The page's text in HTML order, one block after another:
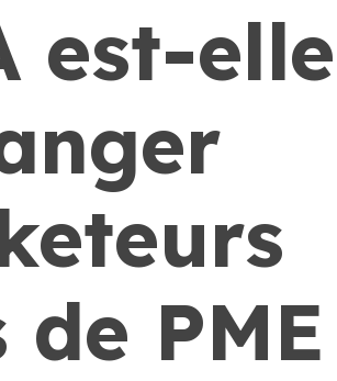
est-elle
PME